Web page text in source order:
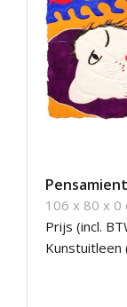
106 x 80 x 0
Prijs (incl.
Kunstuitleen